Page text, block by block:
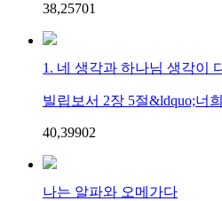
38,25701
1. 네 생각과 하나님 생각이
빌립보서 2장 5절&ldquo;너
40,39902
나는 알파와 오메가다